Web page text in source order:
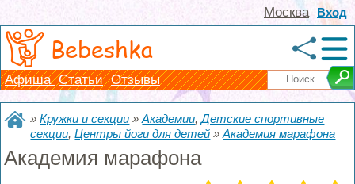
Вход
Москва
Bebeshka
Афиша Статьи Отзывы
»Кружки и секции »Академии,Детские спортивные
секции,Центры йоги для детей »Академия марафона
Академия марафона